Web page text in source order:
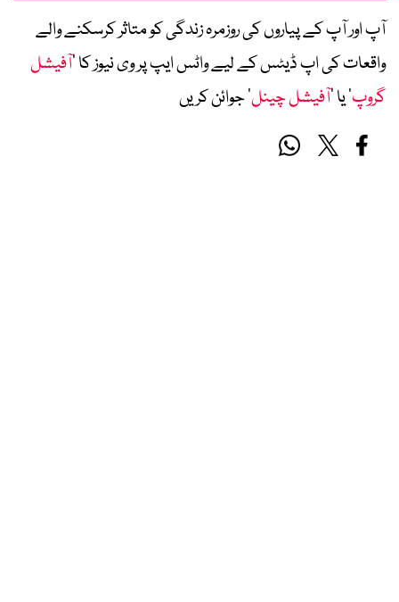
آپ اور آپ کے پیاروں کی روزمرہ زندگی کو متاثر کرسکنے والے
واقعات کی اپ ڈیٹس کے لیے واٹس ایپ پر وی نیوز کا ’آفیشل
گروپ‘ یا ’آفیشل چینل‘ جوائن کریں